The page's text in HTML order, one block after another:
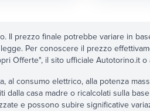
Il prezzo finale potrebbe variare in
Per conoscere il prezzo
Offerte", il sito ufficiale Autotorino.it o
al consumo elettrico, alla potenza
casa madre o ricalcolati sulla
e possono subire significative